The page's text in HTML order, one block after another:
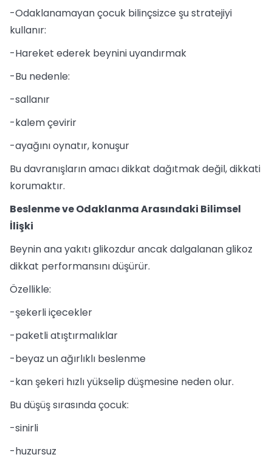
-Odaklanamayan çocuk bilinçsizce şu stratejiyi
kullanır:
-Hareket ederek beynini uyandırmak
-Bu nedenle:
-sallanır
-kalem çevirir
-ayağını oynatır, konuşur
Bu davranışların amacı dikkat dağıtmak değil, dikkati
korumaktır.
Beslenme ve Odaklanma Arasındaki Bilimsel
İlişki
Beynin ana yakıtı glikozdur ancak dalgalanan glikoz
dikkat performansını düşürür.
Özellikle:
-şekerli içecekler
-paketli atıştırmalıklar
-beyaz un ağırlıklı beslenme
-kan şekeri hızlı yükselip düşmesine neden olur.
Bu düşüş sırasında çocuk:
-sinirli
-huzursuz